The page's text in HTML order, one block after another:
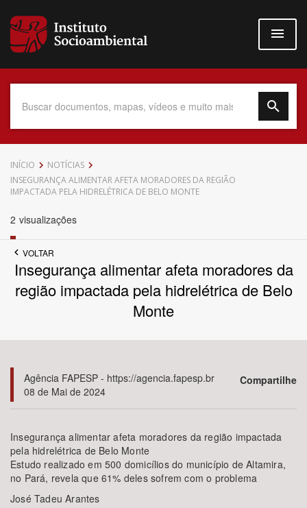
para
conteúdo
Data do Documento
Povo Indígena
Bioma / Bacia
Tema
Subtema
Área de Levantamento
Área Protegida
INÍCIO
NOTÍCIAS
INSEGURANÇA ALIMENTAR AFETA MORADORES DA REGIÃO
IMPACTADA PELA HIDRELÉTRICA DE BELO MONTE
2 visualizações
VOLTAR
Insegurança alimentar afeta moradores da
região impactada pela hidrelétrica de Belo
Monte
Agência FAPESP - https://agencia.fapesp.br
08 de Mai de 2024
Compartilhe
Insegurança alimentar afeta moradores da região impactada
pela hidrelétrica de Belo Monte
Estudo realizado em 500 domicílios do município de Altamira,
no Pará, revela que 61% deles sofrem com o problema
José Tadeu Arantes